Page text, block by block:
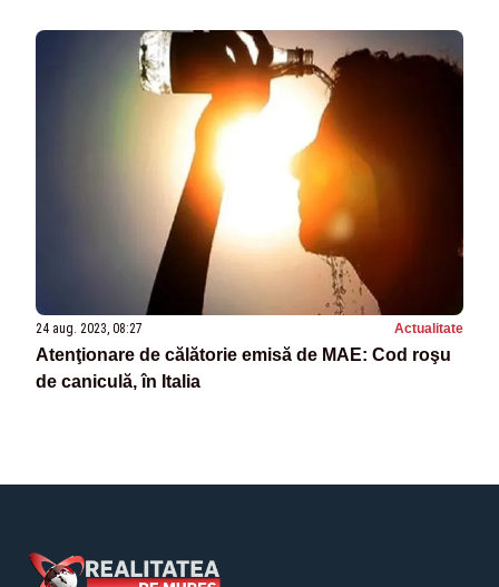
24 aug. 2023, 08:27 Actualitate
Atenţionare de călătorie emisă de MAE: Cod roşu
de caniculă, în Italia